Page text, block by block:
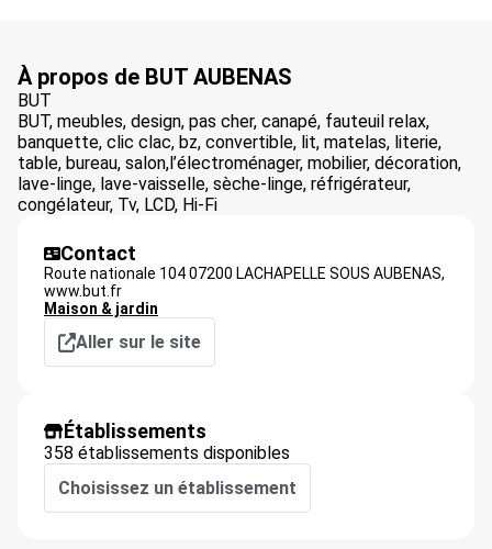
À propos de BUT AUBENAS
BUT
BUT, meubles, design, pas cher, canapé, fauteuil relax,
banquette, clic clac, bz, convertible, lit, matelas, literie,
table, bureau, salon,l’électroménager, mobilier, décoration,
lave-linge, lave-vaisselle, sèche-linge, réfrigérateur,
congélateur, Tv, LCD, Hi-Fi
Contact
Route nationale 104 07200 LACHAPELLE SOUS AUBENAS,
www.but.fr
Maison & jardin
Aller sur le site
Établissements
358 établissements disponibles
Choisissez un établissement